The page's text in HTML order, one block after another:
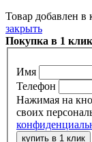
Товар добавлен в
закрыть
Покупка в 1 клик
Имя
Телефон
Нажимая на
своих